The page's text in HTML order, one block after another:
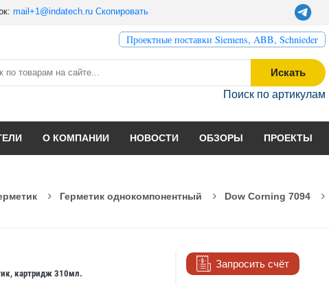
mail+1@indatech.ru Скопировать
Проектные поставки Siemens, ABB, Schnieder
Искать
Поиск по артикулам
О КОМПАНИИ НОВОСТИ ОБЗОРЫ ПРОЕКТЫ
Герметик однокомпонентный
Dow Corning 7094
картридж 310мл.
Запросить счёт